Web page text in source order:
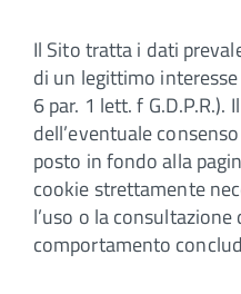
Il Sito tratta i dati
di un legittimo
6 par. 1 lett. f G.D.P.R.).
dell’eventuale
posto in fondo alla
cookie strettamente
l’uso o la consultazione
comportamento